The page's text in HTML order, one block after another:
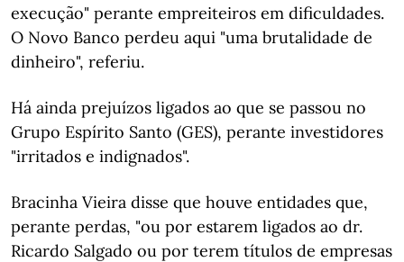
execução" perante empreiteiros em dificuldades.
O Novo Banco perdeu aqui "uma brutalidade de
dinheiro", referiu.
Há ainda prejuízos ligados ao que se passou no
Grupo Espírito Santo (GES), perante investidores
"irritados e indignados".
Bracinha Vieira disse que houve entidades que,
perante perdas, "ou por estarem ligados ao dr.
Ricardo Salgado ou por terem títulos de empresas